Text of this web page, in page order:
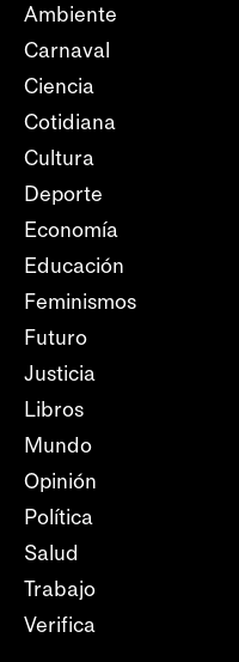
Ambiente
Carnaval
Ciencia
Cotidiana
Cultura
Deporte
Economía
Educación
Feminismos
Futuro
Justicia
Libros
Mundo
Opinión
Política
Salud
Trabajo
Verifica